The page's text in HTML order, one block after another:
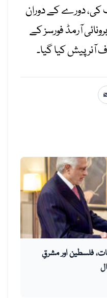
کی، دورے کے دوران
آرمڈ فورسز کے
آنر پیش کیا گیا۔
فلسطین اور مشرقِ